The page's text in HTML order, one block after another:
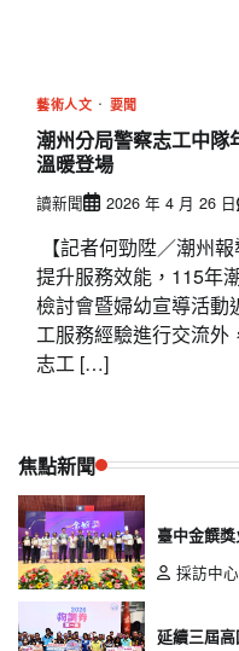
藝術人文 要聞
潮州分局警察志工中隊
溫暖登場
讀新聞 2026 年 4 月 26 日
【記者何勁陞／潮州
提升服務效能，115年
檢討會暨婦幼宣導活動
工服務經驗進行交流外
志工 […]
焦點新聞
臺中金饌
採訪中心
延續三屆